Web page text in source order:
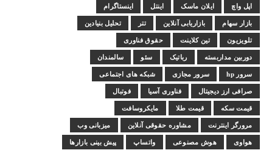
اپل واچ ایلان ماسک اینتل اینستاگرام
بازار سهام بازاریابی آنلاین تتر تحلیل بنیادین
تلویزیون تین کلاینت حقوق فناوری
دوربین مداربسته رباتیک سئو سالمندان
سرور hp سرور مجازی شبکه های اجتماعی
صرافی ارز دیجیتال فناوری آسیا فوتبال
قیمت سکه قیمت طلا مایکروسافت
مرورگر اینترنت مشاوره حقوقی آنلاین میزبانی وب
هواوی هوش مصنوعی واتساپ پیش بینی بازارها